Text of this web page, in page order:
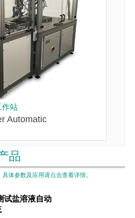
作站
Automatic
品
体参数及应用请点击查看详情。
试盐溶液自动